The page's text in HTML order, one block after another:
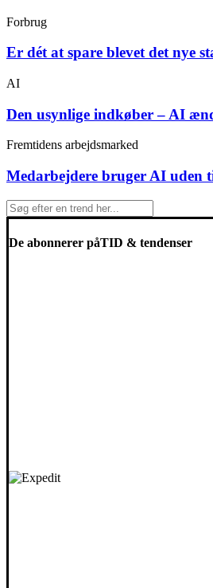
Forbrug
Er dét at spare blevet det nye
AI
Den usynlige indkøber – AI
Fremtidens arbejdsmarked
Medarbejdere bruger AI
De abonnerer påTID & tendenser